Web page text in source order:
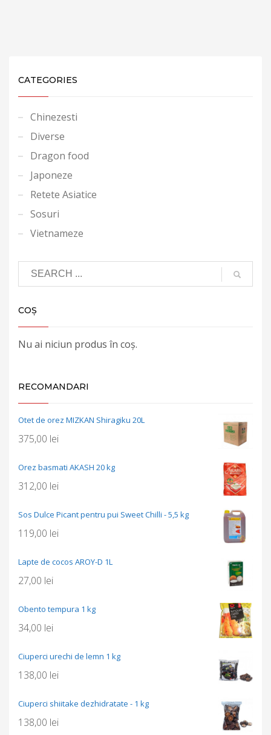
CATEGORIES
Chinezesti
Diverse
Dragon food
Japoneze
Retete Asiatice
Sosuri
Vietnameze
COȘ
Nu ai niciun produs în coș.
RECOMANDARI
Otet de orez MIZKAN Shiragiku 20L
375,00 lei
Orez basmati AKASH 20 kg
312,00 lei
Sos Dulce Picant pentru pui Sweet Chilli - 5,5 kg
119,00 lei
Lapte de cocos AROY-D 1L
27,00 lei
Obento tempura 1 kg
34,00 lei
Ciuperci urechi de lemn 1 kg
138,00 lei
Ciuperci shiitake dezhidratate - 1 kg
138,00 lei